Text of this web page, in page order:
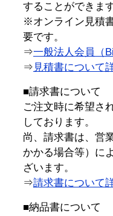
することができます
※オンライン見積
要です。
⇒一般法人会員（
⇒ 見積書について
■請求書について
ご注文時に希望さ
しております。
尚、請求書は、営
かかる場合等）に
ざいます。
⇒請求書について
■納品書について